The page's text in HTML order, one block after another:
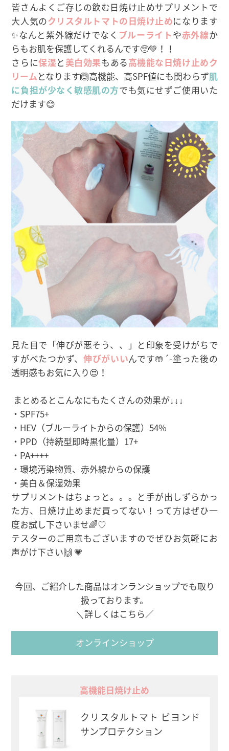
皆さんよくご存じの飲む日焼け止めサプリメントで
大人気のクリスタルトマトの日焼け止めになります
✨なんと紫外線だけでなく ブルーライトや赤外線か
らもお肌を保護してくれるんです🥺💚！！
さらに保湿と 美白効果もある高機能な日焼け止めク
リームとなります🙆高機能、高SPF値にも関わらず肌
に負担が少なく敏感肌の方でも気にせずご使用いた
だけます😊
見た目で「伸びが悪そう、、」と印象を受けがちで
すがべたつかず、 伸びがいいんです🤲´-塗った後の
透明感もお気に入り😍！
まとめるとこんなにもたくさんの効果が↓↓↓
・SPF75+
・HEV（ブルーライトからの保護）54%
・PPD（持続型即時黒化量）17+
・PA++++
・環境汚染物質、赤外線からの保護
・美白＆保湿効果
サプリメントはちょっと。。。と手が出しずらかっ
た方、日焼け止めまだ買ってない！って方はぜひ一
度お試し下さいませ🌈♡
テスターのご用意もございますのでぜひお気軽にお
声がけ下さい🙌 💗
今回、ご紹介した商品はオンランショップでも取り
扱っております。
＼詳しくはこちら／
オンラインショップ
高機能日焼け止め
クリスタルトマト ビヨンド
サンプロテクション